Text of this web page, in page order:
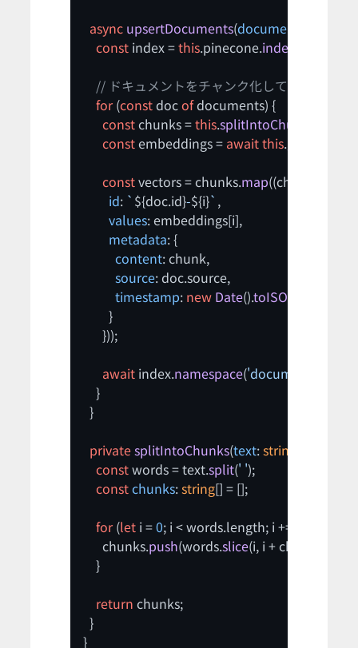
async upsertDocuments(documents
const index = this.pinecone.index
// ドキュメントをチャンク化してエンベディ
for (const doc of documents) {
const chunks = this.splitIntoChunks
const embeddings = awaitthis.
const vectors = chunks.map((chunk, i
id: ` ${doc.id}-${i}` ,
values: embeddings[i],
metadata: {
content: chunk,
source: doc.source,
timestamp: new Date().toISOString
        }
      }));
await index.namespace('documents'
    }
  }
privatesplitIntoChunks(text: string
const words = text.split(' ');
constchunks: string[] = [];
for (let i = 0; i < words.length; i +=
      chunks.
push(words.slice(i, i + chunkSize).
    }
return chunks;
  }
}